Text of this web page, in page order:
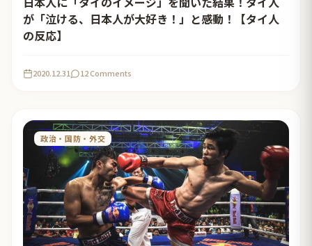
が「泣ける、日本人が大好き！」と感動！【タイ人
の反応】
2020.12.31 12 Comments
政治・国防・外交